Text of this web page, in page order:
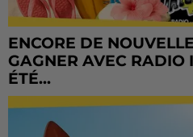
ENCORE DE
GAGNER AVEC RADIO
ÉTÉ...